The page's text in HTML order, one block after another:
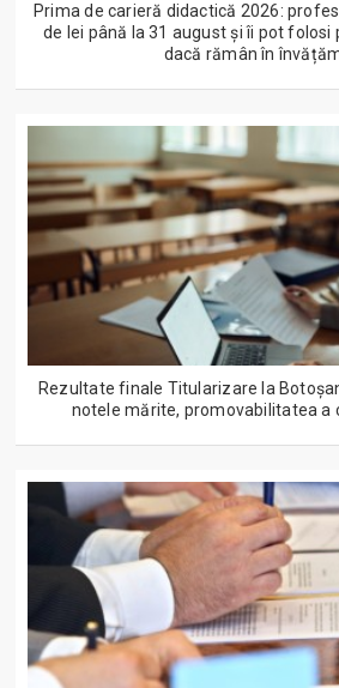
Prima de carieră didactică 2026:
de lei până la 31 august și îi pot folosi
dacă rămân în
Rezultate finale Titularizare la
notele mărite, promovabilitatea a